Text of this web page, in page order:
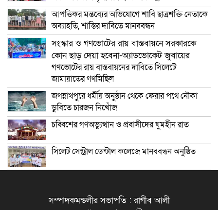
আপত্তিকর মন্তব্যের অভিযোগে শাবি ছাত্রশক্তি নেতাকে
অব্যাহতি, শাস্তির দাবিতে মানববন্ধন
সংস্কার ও গণভোটের রায় বাস্তবায়নে সরকারকে
কোন ছাড় দেয়া হবেনা-অ্যাডভোকেট জুবায়ের
গণভোটের রায় বাস্তবায়নের দাবিতে সিলেটে
জামায়াতের গণমিছিল
জগন্নাথপুরে ধর্মীয় অনুষ্ঠান থেকে ফেরার পথে নৌকা
ডুবিতে চারজন নিখোঁজ
চব্বিশের গণঅভ্যুত্থান ও প্রবাসীদের ঘুমহীন রাত
সিলেট সেন্ট্রাল ডেন্টাল কলেজে মানববন্ধন অনুষ্ঠিত
সম্পাদকমন্ডলীর সভাপতি : রাগীব আলী